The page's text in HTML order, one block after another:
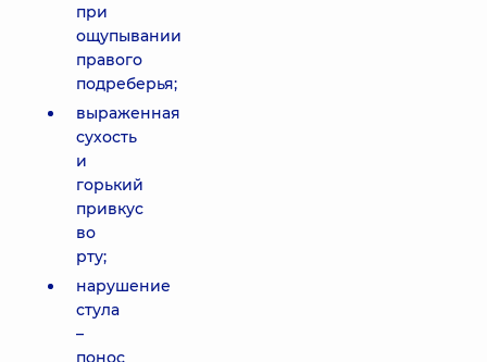
при
ощупывании
правого
подреберья;
выраженная
сухость
и
горький
привкус
во
рту;
нарушение
стула
–
понос